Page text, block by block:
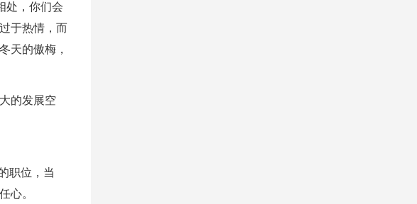
处，你们会
于热情，而
天的傲梅，
的发展空
职位，当
心。